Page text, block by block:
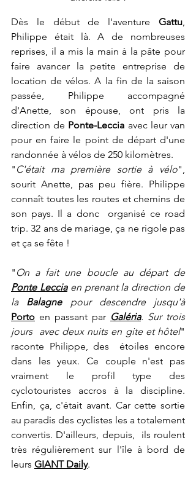
Dès le début de l'aventure Gattu,
Philippe était là. A de nombreuses
reprises, il a mis la main à la pâte pour
faire avancer la petite entreprise de
location de vélos. A la fin de la saison
passée, Philippe accompagné
d'Anette, son épouse, ont pris la
direction de Ponte-Leccia avec leur van
pour en faire le point de départ d'une
randonnée à vélos de 250 kilomètres.
" C'était ma première sortie à vélo",
sourit Anette, pas peu fière. Philippe
connaît toutes les routes et chemins de
son pays. Il a donc  organisé ce road
trip. 32 ans de mariage, ça ne rigole pas
et ça se fête !
"
On a fait une boucle au départ de
Ponte Leccia en prenant la direction de
la Balagne
pour descendre jusqu'à
Porto en passant par Galéria. Sur trois
jours  avec deux nuits en gite et hôtel"
raconte Philippe, des  étoiles encore
dans les yeux. Ce couple n'est pas
vraiment le profil type des
cyclotouristes accros à la discipline.
Enfin, ça, c'était avant. Car cette sortie
au paradis des cyclistes les a totalement
convertis. D'ailleurs, depuis,  ils roulent
très régulièrement sur l'île à bord de
leurs GIANT Daily.